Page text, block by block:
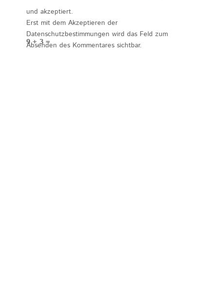
9 + 3 =
und akzeptiert.
Erst mit dem Akzeptieren der
Datenschutzbestimmungen wird das Feld zum
Absenden des Kommentares sichtbar.